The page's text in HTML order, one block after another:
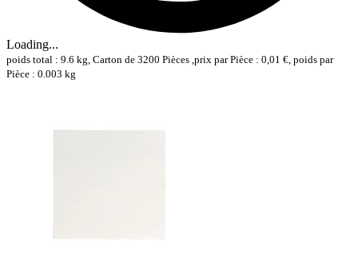
Loading...
poids total : 9.6 kg, Carton de 3200 Pièces ,prix par Pièce : 0,01 €, poids par
Pièce : 0.003 kg